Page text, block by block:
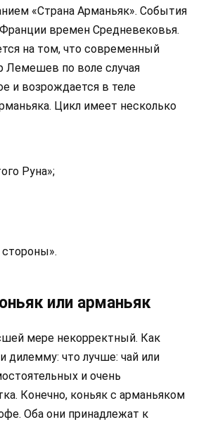
«Страна Арманьяк». События
времен Средневековья.
на том, что современный
Лемешев по воле случая
и возрождается в теле
Цикл имеет несколько
Руна»;
стороны».
или арманьяк
мере некорректный. Как
что лучше: чай или
и очень
Конечно, коньяк с арманьяком
Оба они принадлежат к